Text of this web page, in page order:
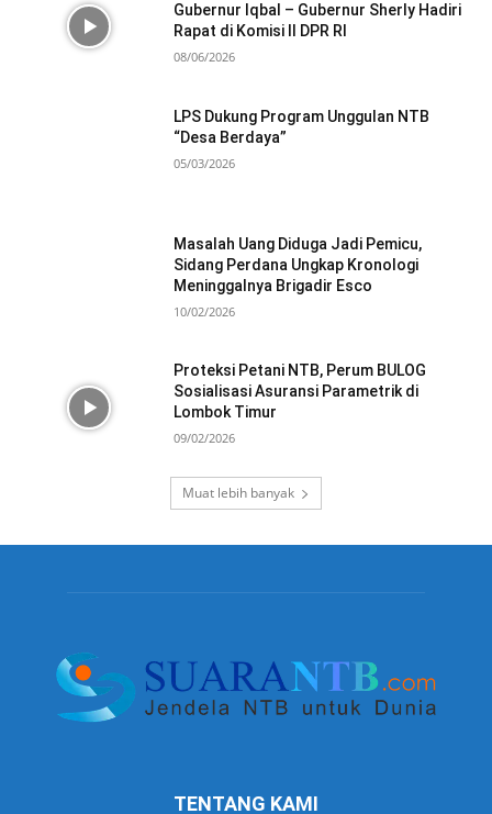
Gubernur Iqbal – Gubernur Sherly Hadiri
Rapat di Komisi II DPR RI
08/06/2026
LPS Dukung Program Unggulan NTB
“Desa Berdaya”
05/03/2026
Masalah Uang Diduga Jadi Pemicu,
Sidang Perdana Ungkap Kronologi
Meninggalnya Brigadir Esco
10/02/2026
Proteksi Petani NTB, Perum BULOG
Sosialisasi Asuransi Parametrik di
Lombok Timur
09/02/2026
Muat lebih banyak
TENTANG KAMI